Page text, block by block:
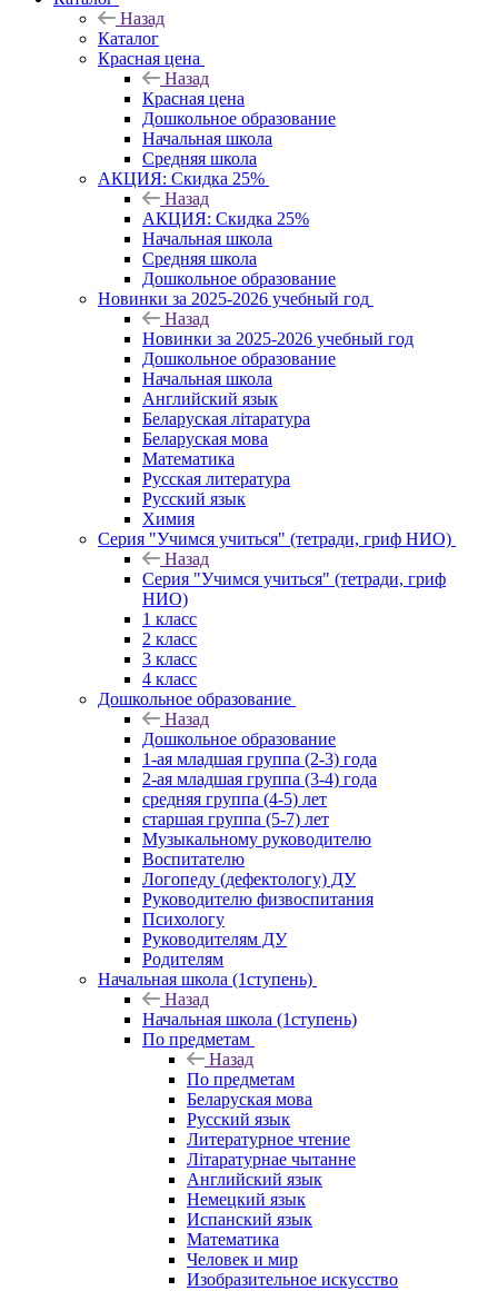
Назад
Каталог
Красная цена
Назад
Красная цена
Дошкольное образование
Начальная школа
Средняя школа
АКЦИЯ: Скидка 25%
Назад
АКЦИЯ: Скидка 25%
Начальная школа
Средняя школа
Дошкольное образование
Новинки за 2025-2026 учебный год
Назад
Новинки за 2025-2026 учебный год
Дошкольное образование
Начальная школа
Английский язык
Беларуская літаратура
Беларуская мова
Математика
Русская литература
Русский язык
Химия
Серия "Учимся учиться" (тетради, гриф НИО)
Назад
Серия "Учимся учиться" (тетради, гриф
НИО)
1 класс
2 класс
3 класс
4 класс
Дошкольное образование
Назад
Дошкольное образование
1-ая младшая группа (2-3) года
2-ая младшая группа (3-4) года
средняя группа (4-5) лет
старшая группа (5-7) лет
Музыкальному руководителю
Воспитателю
Логопеду (дефектологу) ДУ
Руководителю физвоспитания
Психологу
Руководителям ДУ
Родителям
Начальная школа (1ступень)
Назад
Начальная школа (1ступень)
По предметам
Назад
По предметам
Беларуская мова
Русский язык
Литературное чтение
Літаратурнае чытанне
Английский язык
Немецкий язык
Испанский язык
Математика
Человек и мир
Изобразительное искусство